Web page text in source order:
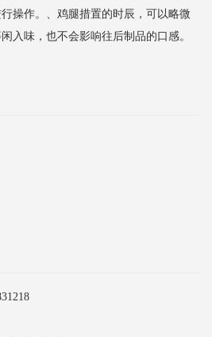
操作。、鸡腿措置的时辰，可以略微
入味，也不会影响往后制品的口感。